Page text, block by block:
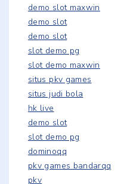
demo slot maxwin
demo slot
demo slot
slot demo pg
slot demo maxwin
situs pkv games
situs judi bola
hk live
demo slot
slot demo pg
dominoqq
pkv games bandarqq
pkv